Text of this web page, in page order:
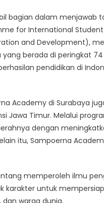
bagian dalam menjawab
for International Student
and Development),
berada di peringkat
pendidikan di
Academy di Surabaya
Jawa Timur. Melalui
dengan
itu, Sampoerna
memperoleh ilmu
untuk
warga dunia.